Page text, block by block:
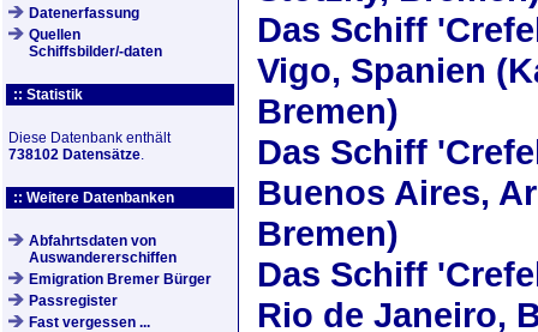
Datenerfassung
Quellen
Schiffsbilder/-daten
:: Statistik
Diese Datenbank enthält
738102 Datensätze.
:: Weitere Datenbanken
Abfahrtsdaten von
Auswandererschiffen
Emigration Bremer Bürger
Passregister
Fast vergessen ...
Das Schiff
Vigo, Spanien
Bremen)
Das Schiff
Buenos Aires,
Bremen)
Das Schiff
Rio de Janeiro,